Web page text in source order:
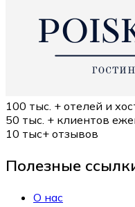
100 тыс. + отелей и
50 тыс. + клиентов
10 тыс+ отзывов
Полезные
О нас